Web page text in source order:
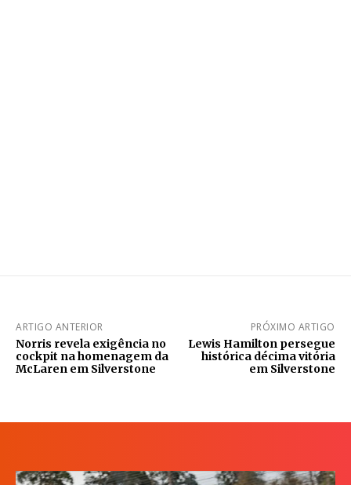
ARTIGO ANTERIOR
Norris revela exigência no
cockpit na homenagem da
McLaren em Silverstone
PRÓXIMO ARTIGO
Lewis Hamilton persegue
histórica décima vitória
em Silverstone